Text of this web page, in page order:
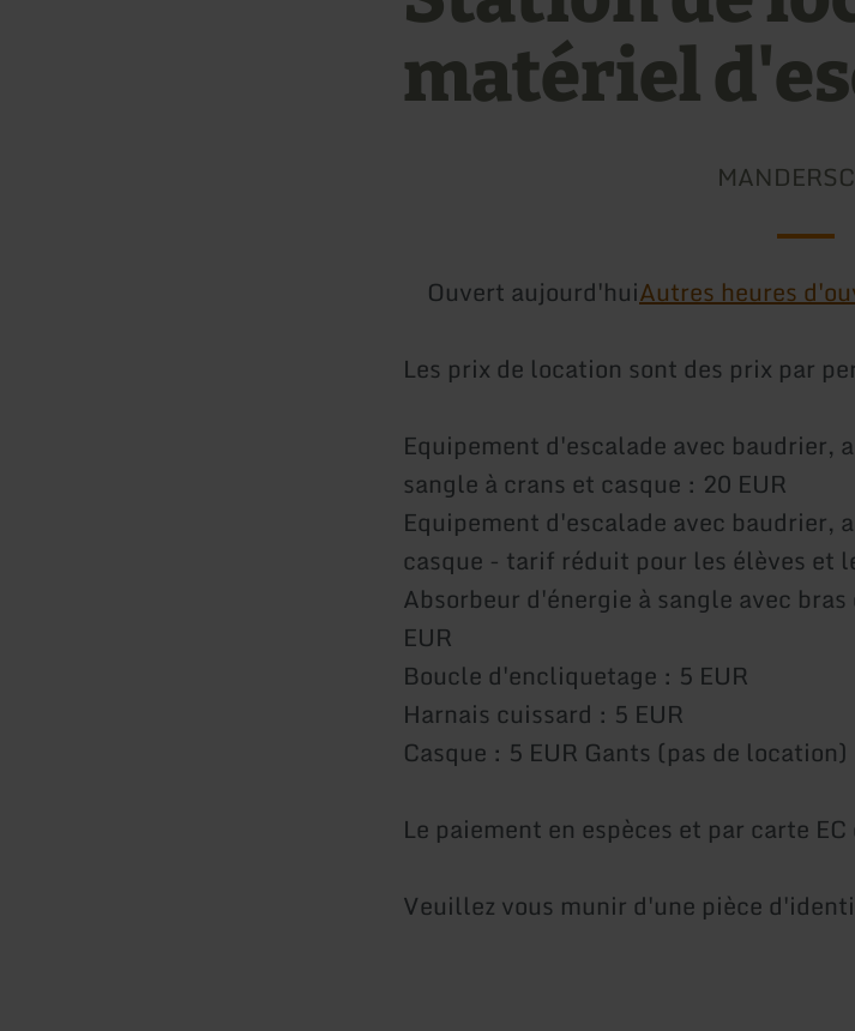
matériel
Ouvert aujourd'huiAutres heures
Les prix de location sont des prix par
Equipement d'escalade avec baudrier,
sangle à crans et casque : 20 EUR
Equipement d'escalade avec baudrier,
casque - tarif réduit pour les élèves et
Absorbeur d'énergie à sangle avec
EUR
Boucle d'encliquetage : 5 EUR
Harnais cuissard : 5 EUR
Casque : 5 EUR Gants (pas de location)
Le paiement en espèces et par carte
Veuillez vous munir d'une pièce